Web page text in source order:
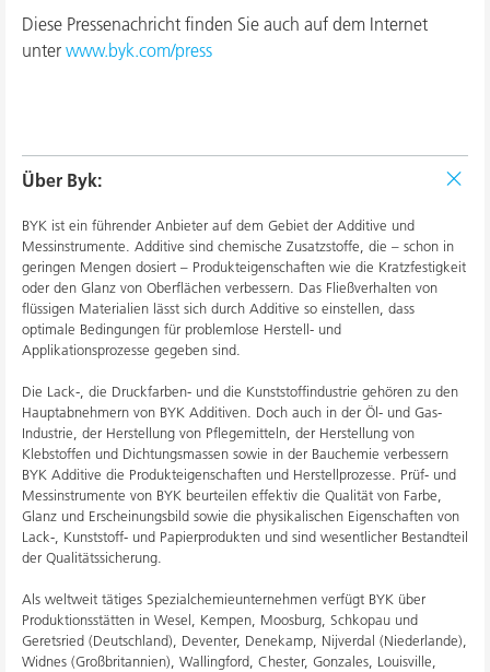
Diese Pressenachricht finden Sie auch auf dem Internet
unter www.byk.com/press
Über Byk:
BYK ist ein führender Anbieter auf dem Gebiet der Additive und
Messinstrumente. Additive sind chemische Zusatzstoffe, die – schon in
geringen Mengen dosiert – Produkteigenschaften wie die Kratzfestigkeit
oder den Glanz von Oberflächen verbessern. Das Fließverhalten von
flüssigen Materialien lässt sich durch Additive so einstellen, dass
optimale Bedingungen für problemlose Herstell- und
Applikationsprozesse gegeben sind.
Die Lack-, die Druckfarben- und die Kunststoffindustrie gehören zu den
Hauptabnehmern von BYK Additiven. Doch auch in der Öl- und Gas-
Industrie, der Herstellung von Pflegemitteln, der Herstellung von
Klebstoffen und Dichtungsmassen sowie in der Bauchemie verbessern
BYK Additive die Produkteigenschaften und Herstellprozesse. Prüf- und
Messinstrumente von BYK beurteilen effektiv die Qualität von Farbe,
Glanz und Erscheinungsbild sowie die physikalischen Eigenschaften von
Lack-, Kunststoff- und Papierprodukten und sind wesentlicher Bestandteil
der Qualitätssicherung.
Als weltweit tätiges Spezialchemieunternehmen verfügt BYK über
Produktionsstätten in Wesel, Kempen, Moosburg, Schkopau und
Geretsried (Deutschland), Deventer, Denekamp, Nijverdal (Niederlande),
Widnes (Großbritannien), Wallingford, Chester, Gonzales, Louisville,